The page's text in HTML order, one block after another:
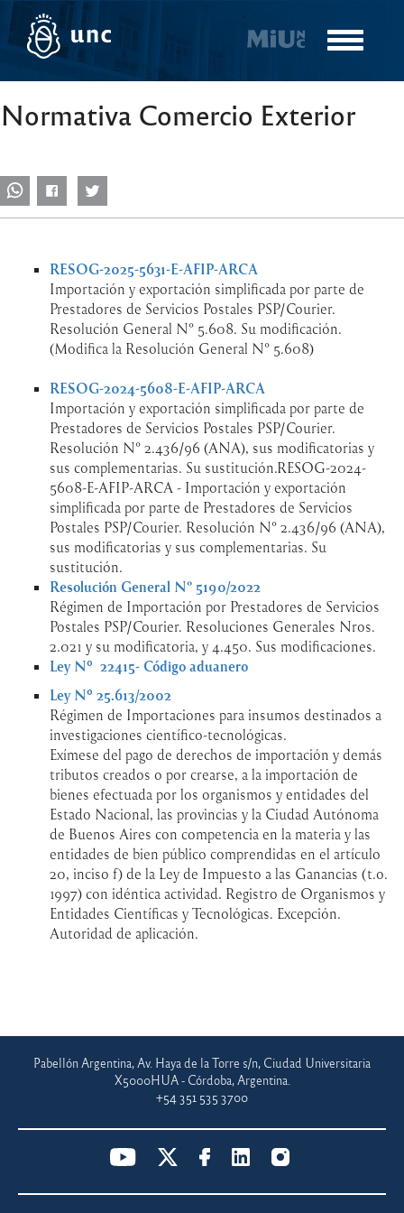
Pasar
contenido
Toggle
Normativa Comercio Exterior
RESOG-2025-5631-E-AFIP-ARCA
Importación y exportación simplificada por parte de
Prestadores de Servicios Postales PSP/Courier.
Resolución General N° 5.608. Su modificación.
(Modifica la Resolución General N° 5.608)
RESOG-2024-5608-E-AFIP-ARCA
Importación y exportación simplificada por parte de
Prestadores de Servicios Postales PSP/Courier.
Resolución N° 2.436/96 (ANA), sus modificatorias y
sus complementarias. Su sustitución.RESOG-2024-
5608-E-AFIP-ARCA - Importación y exportación
simplificada por parte de Prestadores de Servicios
Postales PSP/Courier. Resolución N° 2.436/96 (ANA),
sus modificatorias y sus complementarias. Su
sustitución.
Resolución General N° 5190/2022
Régimen de Importación por Prestadores de Servicios
Postales PSP/Courier. Resoluciones Generales Nros.
2.021 y su modificatoria, y 4.450. Sus modificaciones.
Ley Nº 22415- Código aduanero
Ley Nº 25.613/2002
Régimen de Importaciones para insumos destinados a
investigaciones científico-tecnológicas.
Exímese del pago de derechos de importación y demás
tributos creados o por crearse, a la importación de
bienes efectuada por los organismos y entidades del
Estado Nacional, las provincias y la Ciudad Autónoma
de Buenos Aires con competencia en la materia y las
entidades de bien público comprendidas en el artículo
20, inciso f) de la Ley de Impuesto a las Ganancias (t.o.
1997) con idéntica actividad. Registro de Organismos y
Entidades Científicas y Tecnológicas. Excepción.
Autoridad de aplicación.
Pabellón Argentina, Av. Haya de la Torre s/n, Ciudad Universitaria
X5000HUA - Córdoba, Argentina.
+54 351 535 3700